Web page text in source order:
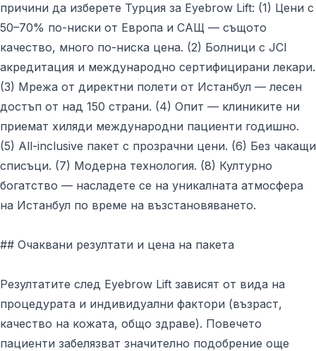
причини да изберете Турция за Eyebrow Lift: (1) Цени с
50–70% по-ниски от Европа и САЩ — същото
качество, много по-ниска цена. (2) Болници с JCI
акредитация и международно сертифицирани лекари.
(3) Мрежа от директни полети от Истанбул — лесен
достъп от над 150 страни. (4) Опит — клиниките ни
приемат хиляди международни пациенти годишно.
(5) All-inclusive пакет с прозрачни цени. (6) Без чакащи
списъци. (7) Модерна технология. (8) Културно
богатство — насладете се на уникалната атмосфера
на Истанбул по време на възстановяването.
## Очаквани резултати и цена на пакета
Резултатите след Eyebrow Lift зависят от вида на
процедурата и индивидуални фактори (възраст,
качество на кожата, общо здраве). Повечето
пациенти забелязват значително подобрение още